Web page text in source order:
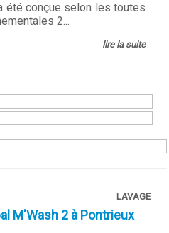
été conçue selon les toutes
2...
lire la suite
LAVAGE
M'Wash 2 à Pontrieux